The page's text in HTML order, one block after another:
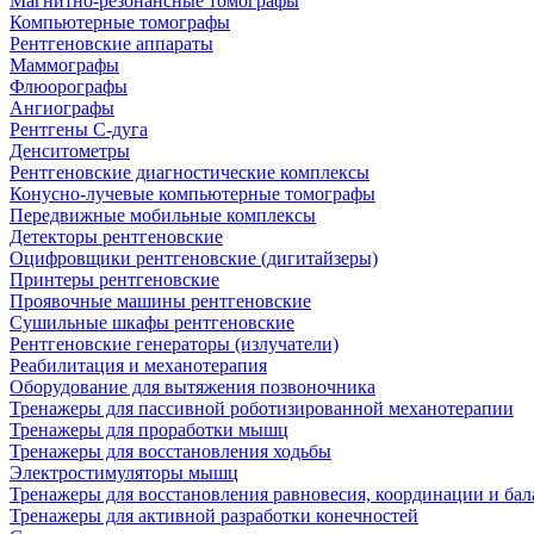
Компьютерные томографы
Рентгеновские аппараты
Маммографы
Флюорографы
Ангиографы
Рентгены С-дуга
Денситометры
Рентгеновские диагностические комплексы
Конусно-лучевые компьютерные томографы
Передвижные мобильные комплексы
Детекторы рентгеновские
Оцифровщики рентгеновские (дигитайзеры)
Принтеры рентгеновские
Проявочные машины рентгеновские
Сушильные шкафы рентгеновские
Рентгеновские генераторы (излучатели)
Реабилитация и механотерапия
Оборудование для вытяжения позвоночника
Тренажеры для пассивной роботизированной механотерапии
Тренажеры для проработки мышц
Тренажеры для восстановления ходьбы
Электростимуляторы мышц
Тренажеры для восстановления равновесия, координации и
Тренажеры для активной разработки конечностей